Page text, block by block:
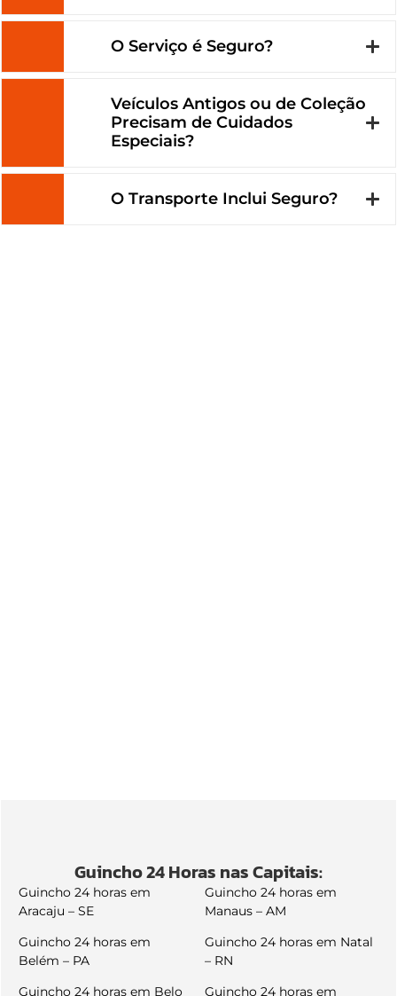
O Serviço é Seguro?
Veículos Antigos ou de Coleção
Precisam de Cuidados
Especiais?
O Transporte Inclui Seguro?
Guincho 24 Horas nas Capitais:
Guincho 24 horas em
Aracaju – SE
Guincho 24 horas em
Belém – PA
Guincho 24 horas em Belo
Guincho 24 horas em
Manaus – AM
Guincho 24 horas em Natal
– RN
Guincho 24 horas em